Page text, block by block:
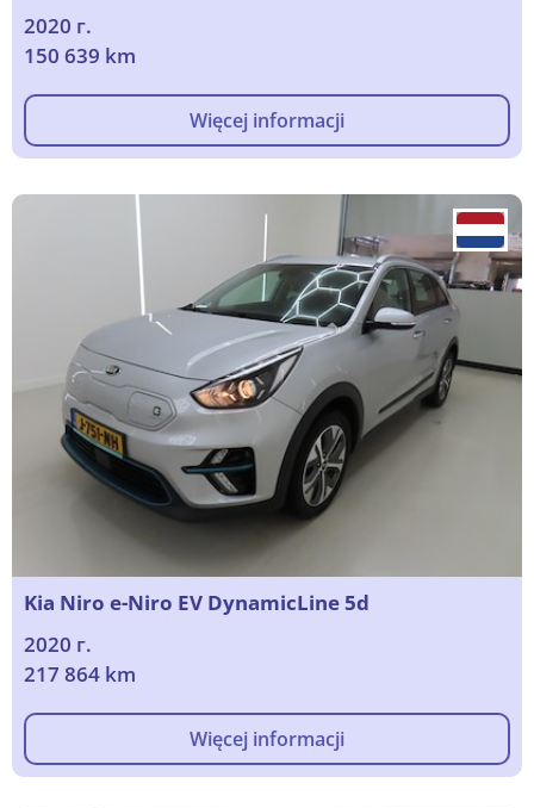
2020 г.
150 639 km
Więcej informacji
Kia Niro e-Niro EV DynamicLine 5d
2020 г.
217 864 km
Więcej informacji